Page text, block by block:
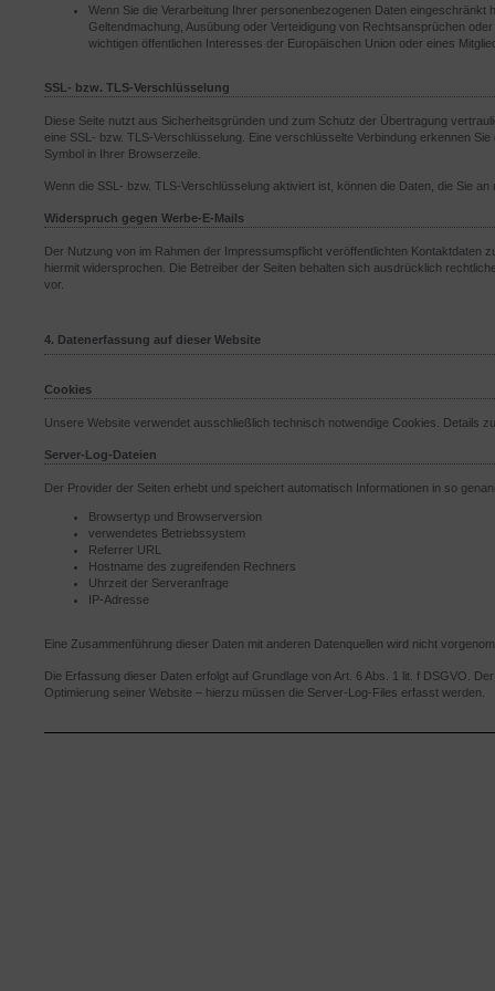
Wenn Sie die Verarbeitung Ihrer personenbezogenen Daten
Geltendmachung, Ausübung oder Verteidigung von Rechtsansprüchen
wichtigen öffentlichen Interesses der Europäischen Union oder eines
SSL- bzw. TLS-Verschlüsselung
Diese Seite nutzt aus Sicherheitsgründen und zum Schutz der Übertragung
eine SSL- bzw. TLS-Verschlüsselung. Eine verschlüsselte Verbindung erkennen
Symbol in Ihrer Browserzeile.
Wenn die SSL- bzw. TLS-Verschlüsselung aktiviert ist, können die Daten, die Sie
Widerspruch gegen Werbe-E-Mails
Der Nutzung von im Rahmen der Impressumspflicht veröffentlichten Kontaktdaten
hiermit widersprochen. Die Betreiber der Seiten behalten sich ausdrücklich
vor.
4. Datenerfassung auf dieser Website
Cookies
Unsere Website verwendet ausschließlich technisch notwendige Cookies. Details
Server-Log-Dateien
Der Provider der Seiten erhebt und speichert automatisch Informationen in so
Browsertyp und Browserversion
verwendetes Betriebssystem
Referrer URL
Hostname des zugreifenden Rechners
Uhrzeit der Serveranfrage
IP-Adresse
Eine Zusammenführung dieser Daten mit anderen Datenquellen wird nicht
Die Erfassung dieser Daten erfolgt auf Grundlage von Art. 6 Abs. 1 lit. f DSGVO.
Optimierung seiner Website – hierzu müssen die Server-Log-Files erfasst werden.